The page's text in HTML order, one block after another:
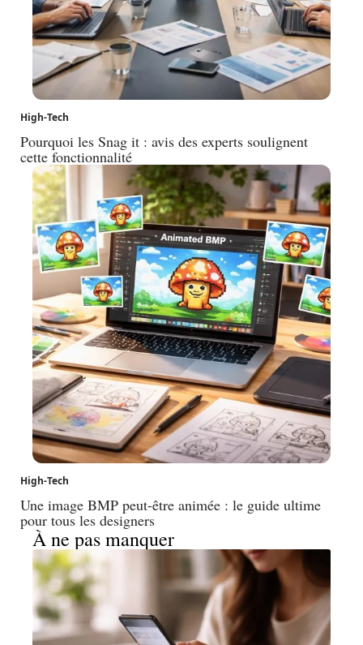
High-Tech
Pourquoi les Snag it : avis des experts soulignent
cette fonctionnalité
High-Tech
Une image BMP peut-être animée : le guide ultime
pour tous les designers
À ne pas manquer